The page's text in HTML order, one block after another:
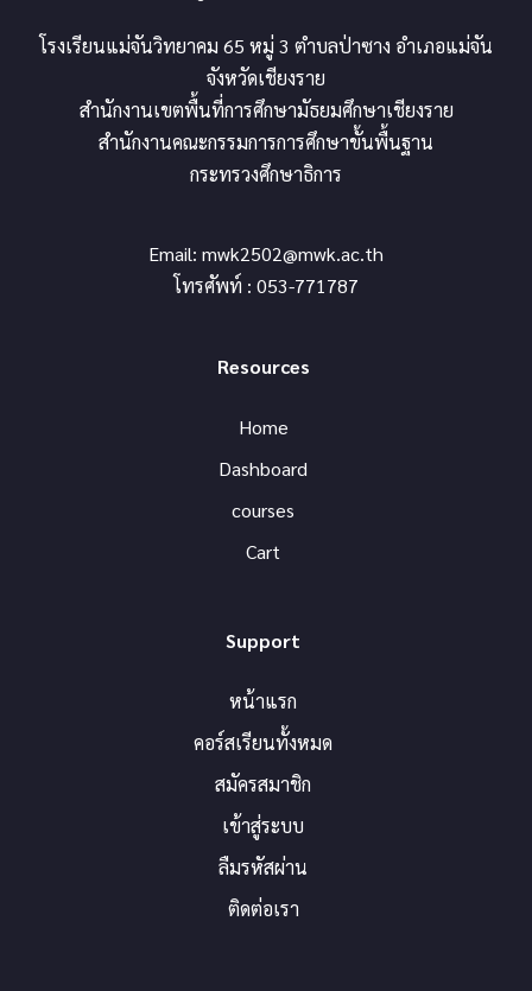
โรงเรียนแม่จันวิทยาคม 65 หมู่ 3 ตำบลป่าซาง อำเภอแม่จัน
จังหวัดเชียงราย
สำนักงานเขตพื้นที่การศึกษามัธยมศึกษาเชียงราย
สำนักงานคณะกรรมการการศึกษาขั้นพื้นฐาน
กระทรวงศึกษาธิการ
Email: mwk2502@mwk.ac.th
โทรศัพท์ : 053-771787
Resources
Home
Dashboard
courses
Cart
Support
หน้าแรก
คอร์สเรียนทั้งหมด
สมัครสมาชิก
เข้าสู่ระบบ
ลืมรหัสผ่าน
ติดต่อเรา